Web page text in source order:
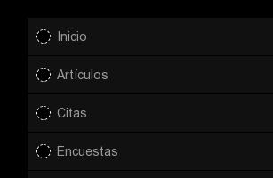
Inicio
Artículos
Citas
Encuestas